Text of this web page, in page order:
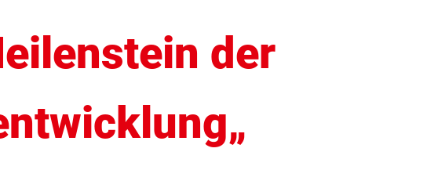
der